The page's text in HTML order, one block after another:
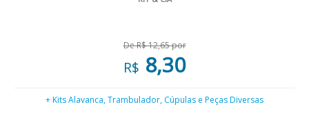
De R$ 12,65 por
R$ 8,30
+ Kits Alavanca, Trambulador, Cúpulas e Peças Diversas